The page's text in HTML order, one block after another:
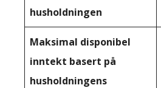
husholdningen
Maksimal disponibel
inntekt basert på
husholdningens